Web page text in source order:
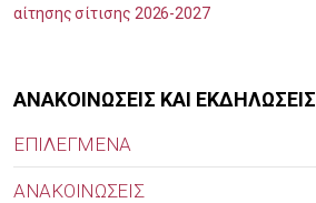
αίτησης σίτισης 2026-2027
ΑΝΑΚΟΙΝΩΣΕΙΣ ΚΑΙ ΕΚΔΗΛΩΣΕΙΣ
ΕΠΙΛΕΓΜΕΝΑ
ΑΝΑΚΟΙΝΩΣΕΙΣ